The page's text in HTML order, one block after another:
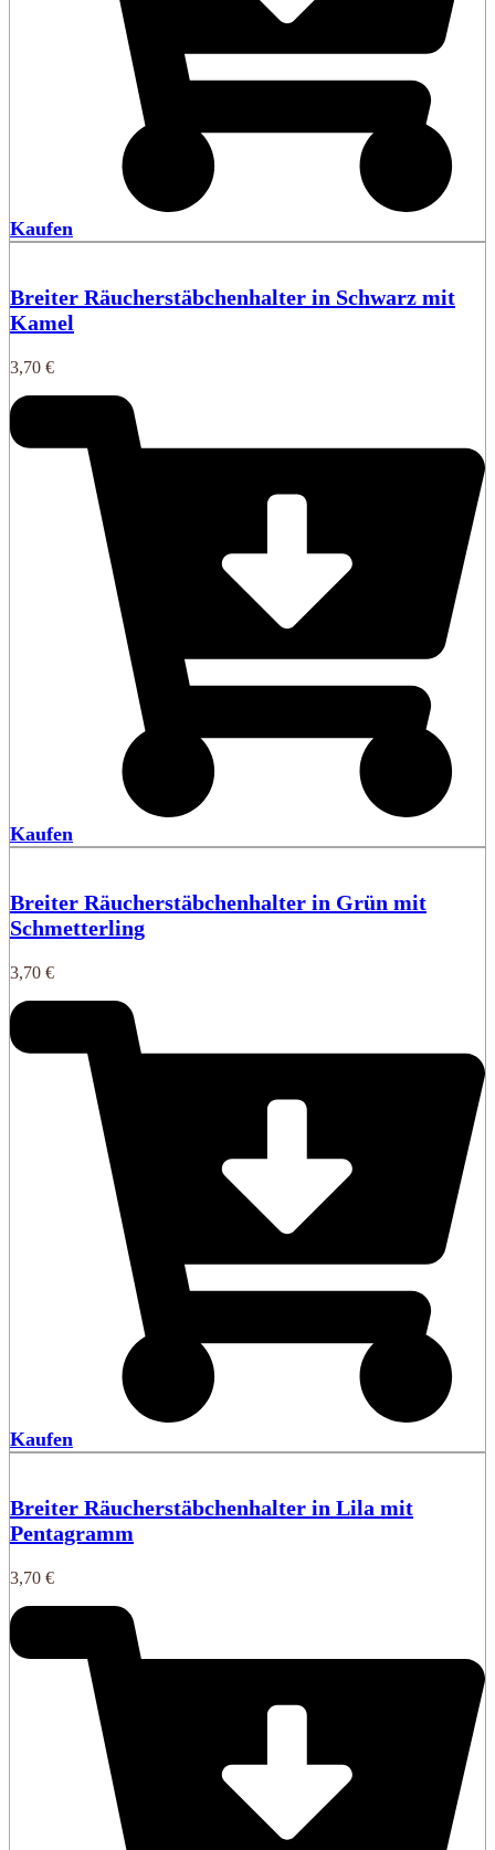
Kaufen
Breiter Räucherstäbchenhalter in Schwarz mit
Kamel
3,70 €
Kaufen
Breiter Räucherstäbchenhalter in Grün mit
Schmetterling
3,70 €
Kaufen
Breiter Räucherstäbchenhalter in Lila mit
Pentagramm
3,70 €